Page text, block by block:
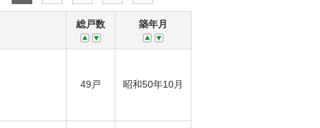
総戸数 築年月
49戸 昭和50年10月